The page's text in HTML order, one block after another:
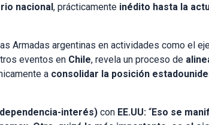
nacional, prácticamente inédito hasta la
Armadas argentinas en actividades como el
eventos en Chile, revela un proceso de
a consolidar la posición
interés) con EE.UU: “Eso se